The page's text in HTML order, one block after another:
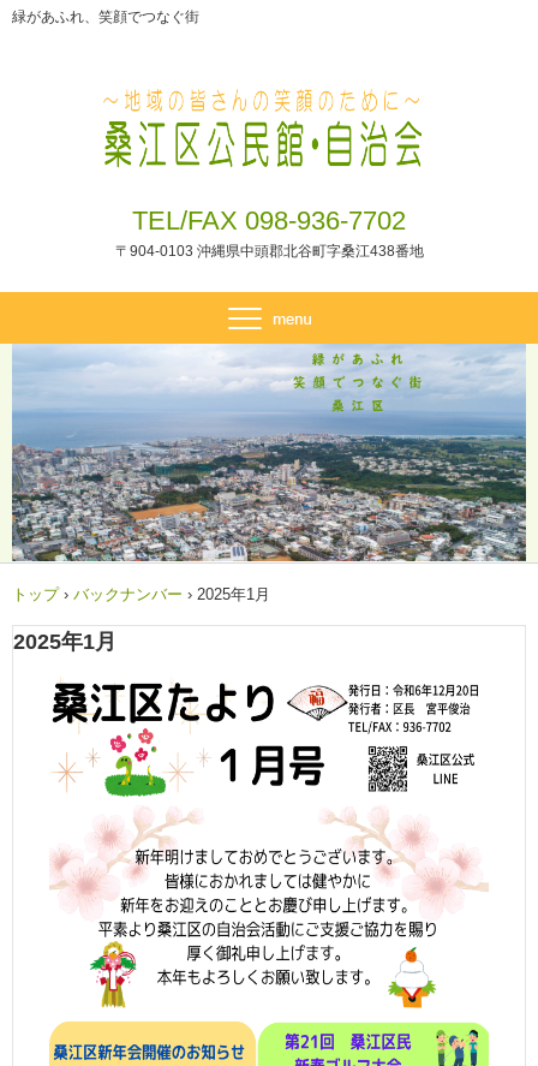
緑があふれ、笑顔でつなぐ街
TEL/FAX 098-936-7702
〒904-0103 沖縄県中頭郡北谷町字桑江438番地
トップ › バックナンバー › 2025年1月
2025年1月